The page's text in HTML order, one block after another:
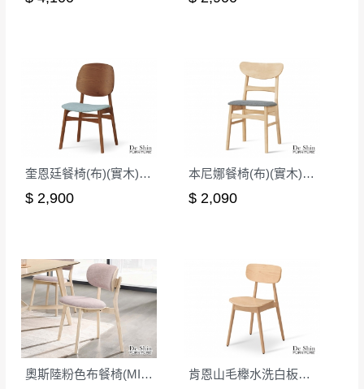
奎恩廷餐椅(布)(實木)(MI-899)
$ 2,900
本尼娜餐椅(布)(實木)(洗白色)(MI-757-1)
$ 2,090
奧斯陸粉色布餐椅(MI-966) 肯恩山毛櫸水洗白板面餐椅(2287)